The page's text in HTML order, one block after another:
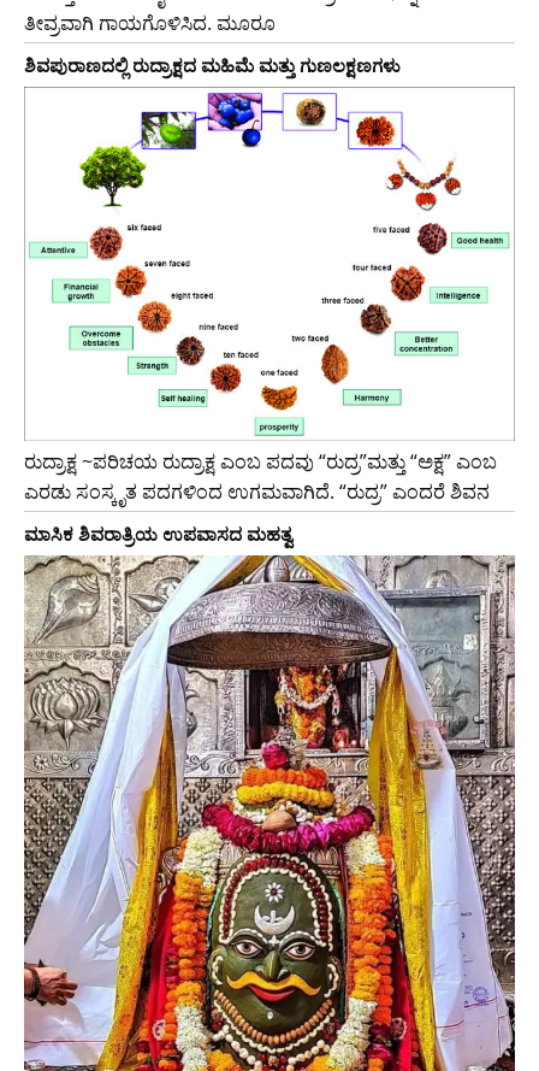
ತೀವ್ರವಾಗಿ ಗಾಯಗೊಳಿಸಿದ. ಮೂರೂ
ಶಿವಪುರಾಣದಲ್ಲಿ ರುದ್ರಾಕ್ಷದ ಮಹಿಮೆ ಮತ್ತು ಗುಣಲಕ್ಷಣಗಳು
ರುದ್ರಾಕ್ಷ ~ಪರಿಚಯ ರುದ್ರಾಕ್ಷ ಎಂಬ ಪದವು “ರುದ್ರ”ಮತ್ತು “ಅಕ್ಷ” ಎಂಬ
ಎರಡು ಸಂಸ್ಕೃತ ಪದಗಳಿಂದ ಉಗಮವಾಗಿದೆ. “ರುದ್ರ” ಎಂದರೆ ಶಿವನ
ಮಾಸಿಕ ಶಿವರಾತ್ರಿಯ ಉಪವಾಸದ ಮಹತ್ವ